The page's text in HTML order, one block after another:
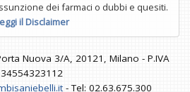
dei farmaci o dubbi e quesiti.
il Disclaimer
Nuova 3/A, 20121, Milano - P.IVA
34554323112
- Tel: 02.63.675.300